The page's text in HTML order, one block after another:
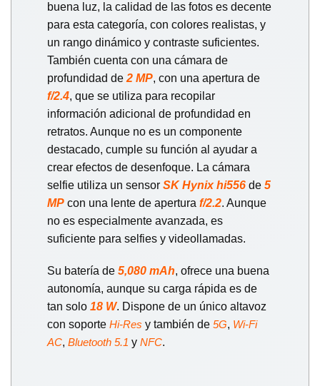
buena luz, la calidad de las fotos es decente
para esta categoría, con colores realistas, y
un rango dinámico y contraste suficientes.
También cuenta con una cámara de
profundidad de 2 MP, con una apertura de
f/2.4, que se utiliza para recopilar
información adicional de profundidad en
retratos. Aunque no es un componente
destacado, cumple su función al ayudar a
crear efectos de desenfoque. La cámara
selfie utiliza un sensor SK Hynix hi556 de 5
MP con una lente de apertura f/2.2. Aunque
no es especialmente avanzada, es
suficiente para selfies y videollamadas.
Su batería de 5,080 mAh, ofrece una buena
autonomía, aunque su carga rápida es de
tan solo 18 W. Dispone de un único altavoz
con soporte Hi-Res y también de 5G, Wi-Fi
AC, Bluetooth 5.1 y NFC.